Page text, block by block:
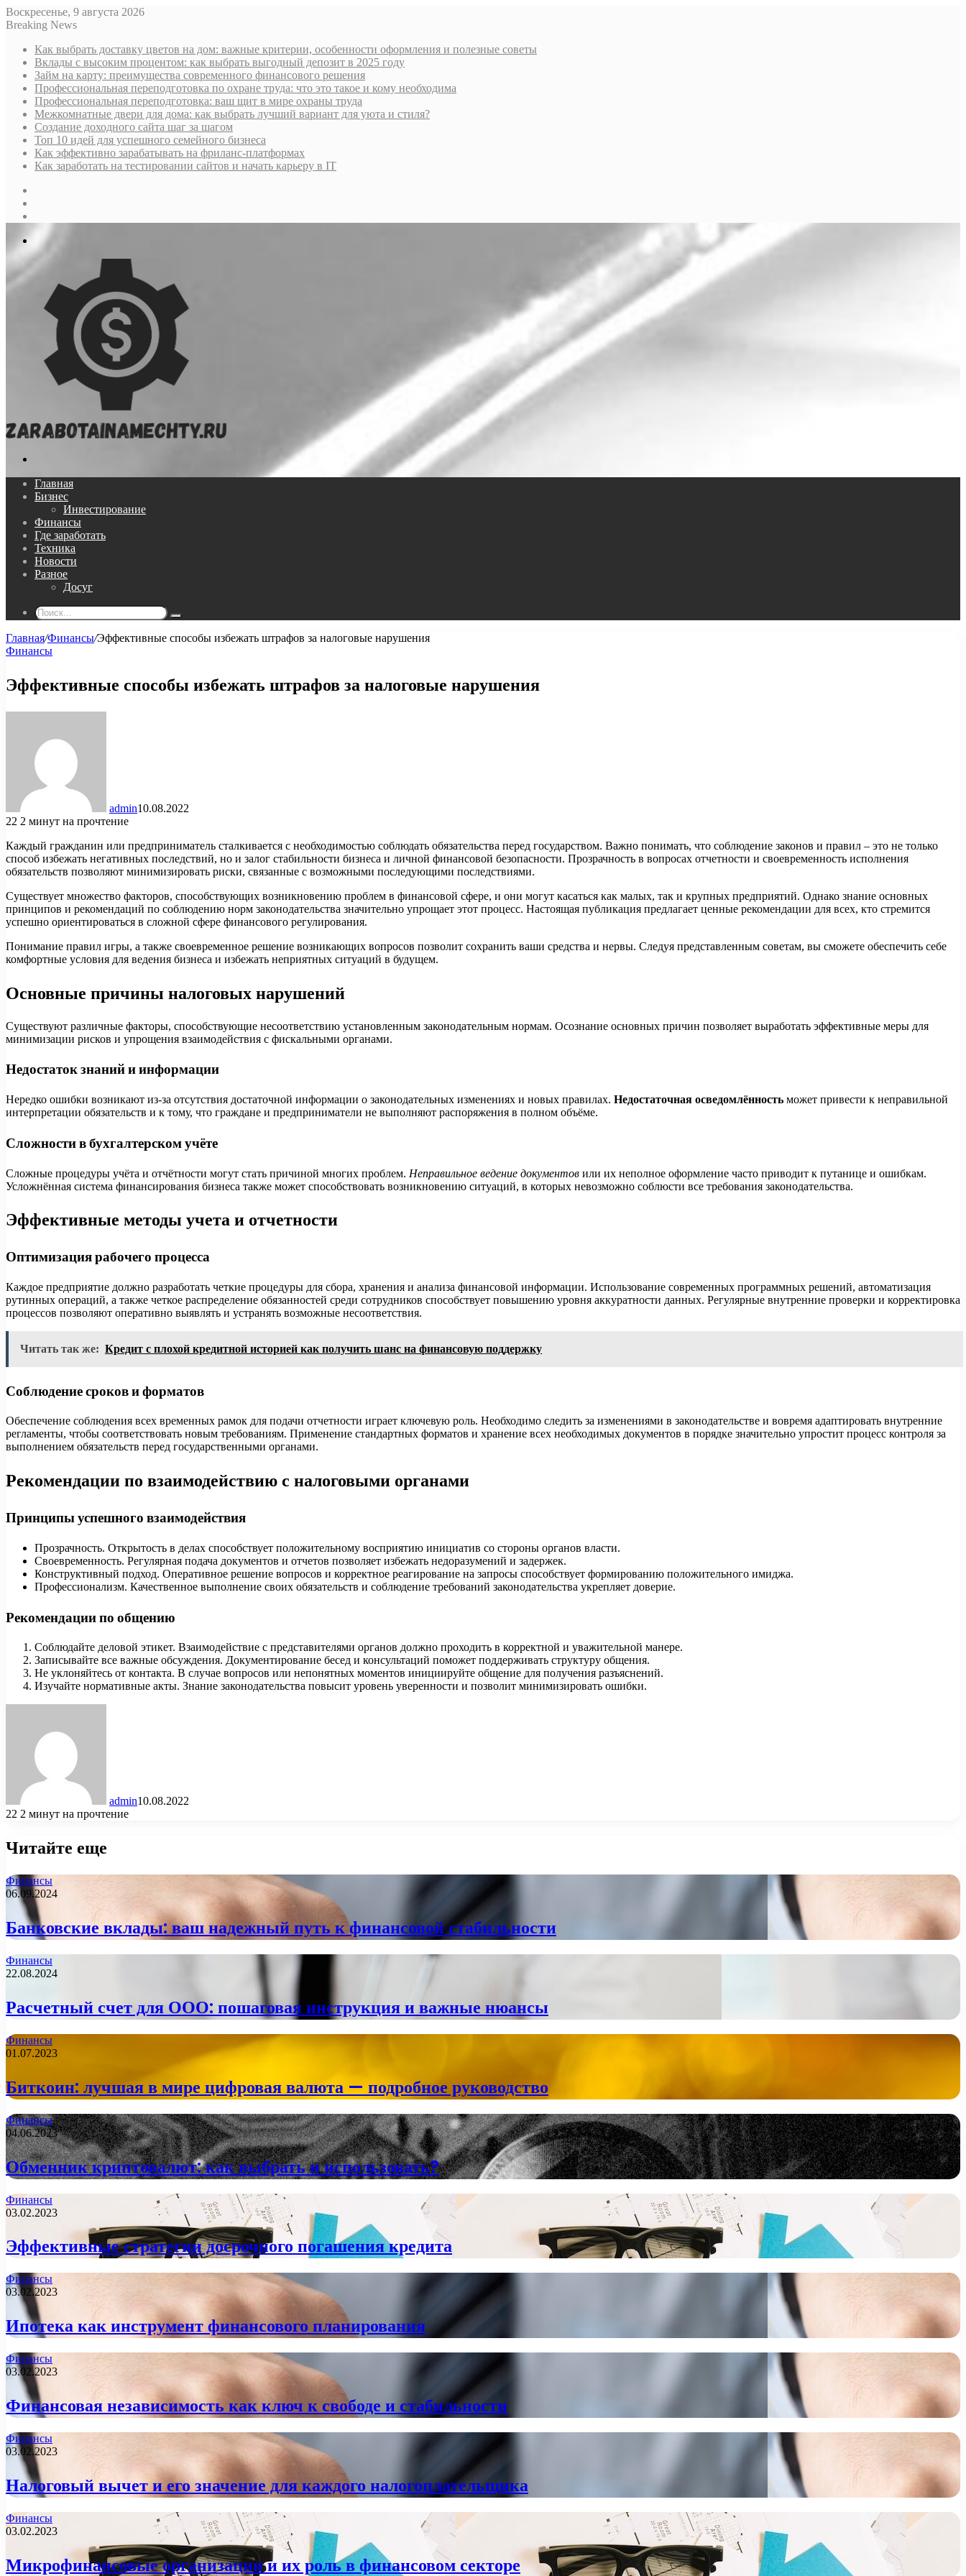
Воскресенье, 9 августа 2026
Breaking News
Как выбрать доставку цветов на дом: важные критерии, особенности оформления и полезные советы
Вклады с высоким процентом: как выбрать выгодный депозит в 2025 году
Займ на карту: преимущества современного финансового решения
Профессиональная переподготовка по охране труда: что это такое и кому необходима
Профессиональная переподготовка: ваш щит в мире охраны труда
Межкомнатные двери для дома: как выбрать лучший вариант для уюта и стиля?
Создание доходного сайта шаг за шагом
Топ 10 идей для успешного семейного бизнеса
Как эффективно зарабатывать на фриланс-платформах
Как заработать на тестировании сайтов и начать карьеру в IT
Меню
Главная
Бизнес
Инвестирование
Финансы
Где заработать
Техника
Новости
Разное
Досуг
Поиск...
Главная/Финансы/Эффективные способы избежать штрафов за налоговые нарушения
Финансы
Эффективные способы избежать штрафов за налоговые нарушения
admin10.08.2022
22 2 минут на прочтение
Каждый гражданин или предприниматель сталкивается с необходимостью соблюдать обязательства перед государством. Важно понимать, что соблюдение законов и правил – это не только
способ избежать негативных последствий, но и залог стабильности бизнеса и личной финансовой безопасности. Прозрачность в вопросах отчетности и своевременность исполнения
обязательств позволяют минимизировать риски, связанные с возможными последующими последствиями.
Существует множество факторов, способствующих возникновению проблем в финансовой сфере, и они могут касаться как малых, так и крупных предприятий. Однако знание основных
принципов и рекомендаций по соблюдению норм законодательства значительно упрощает этот процесс. Настоящая публикация предлагает ценные рекомендации для всех, кто стремится
успешно ориентироваться в сложной сфере финансового регулирования.
Понимание правил игры, а также своевременное решение возникающих вопросов позволит сохранить ваши средства и нервы. Следуя представленным советам, вы сможете обеспечить себе
комфортные условия для ведения бизнеса и избежать неприятных ситуаций в будущем.
Основные причины налоговых нарушений
Существуют различные факторы, способствующие несоответствию установленным законодательным нормам. Осознание основных причин позволяет выработать эффективные меры для
минимизации рисков и упрощения взаимодействия с фискальными органами.
Недостаток знаний и информации
Нередко ошибки возникают из-за отсутствия достаточной информации о законодательных изменениях и новых правилах. Недостаточная осведомлённость может привести к неправильной
интерпретации обязательств и к тому, что граждане и предприниматели не выполняют распоряжения в полном объёме.
Сложности в бухгалтерском учёте
Сложные процедуры учёта и отчётности могут стать причиной многих проблем. Неправильное ведение документов или их неполное оформление часто приводит к путанице и ошибкам.
Усложнённая система финансирования бизнеса также может способствовать возникновению ситуаций, в которых невозможно соблюсти все требования законодательства.
Эффективные методы учета и отчетности
Оптимизация рабочего процесса
Каждое предприятие должно разработать четкие процедуры для сбора, хранения и анализа финансовой информации. Использование современных программных решений, автоматизация
рутинных операций, а также четкое распределение обязанностей среди сотрудников способствует повышению уровня аккуратности данных. Регулярные внутренние проверки и корректировка
процессов позволяют оперативно выявлять и устранять возможные несоответствия.
Читать так же: Кредит с плохой кредитной историей как получить шанс на финансовую поддержку
Соблюдение сроков и форматов
Обеспечение соблюдения всех временных рамок для подачи отчетности играет ключевую роль. Необходимо следить за изменениями в законодательстве и вовремя адаптировать внутренние
регламенты, чтобы соответствовать новым требованиям. Применение стандартных форматов и хранение всех необходимых документов в порядке значительно упростит процесс контроля за
выполнением обязательств перед государственными органами.
Рекомендации по взаимодействию с налоговыми органами
Принципы успешного взаимодействия
Прозрачность. Открытость в делах способствует положительному восприятию инициатив со стороны органов власти.
Своевременность. Регулярная подача документов и отчетов позволяет избежать недоразумений и задержек.
Конструктивный подход. Оперативное решение вопросов и корректное реагирование на запросы способствует формированию положительного имиджа.
Профессионализм. Качественное выполнение своих обязательств и соблюдение требований законодательства укрепляет доверие.
Рекомендации по общению
Соблюдайте деловой этикет. Взаимодействие с представителями органов должно проходить в корректной и уважительной манере.
Записывайте все важные обсуждения. Документирование бесед и консультаций поможет поддерживать структуру общения.
Не уклоняйтесь от контакта. В случае вопросов или непонятных моментов инициируйте общение для получения разъяснений.
Изучайте нормативные акты. Знание законодательства повысит уровень уверенности и позволит минимизировать ошибки.
admin10.08.2022
22 2 минут на прочтение
Читайте еще
Финансы
06.09.2024
Банковские вклады: ваш надежный путь к финансовой стабильности
Финансы
22.08.2024
Расчетный счет для ООО: пошаговая инструкция и важные нюансы
Финансы
01.07.2023
Биткоин: лучшая в мире цифровая валюта — подробное руководство
Финансы
04.06.2023
Обменник криптовалют: как выбрать и использовать?
Финансы
03.02.2023
Эффективные стратегии досрочного погашения кредита
Финансы
03.02.2023
Ипотека как инструмент финансового планирования
Финансы
03.02.2023
Финансовая независимость как ключ к свободе и стабильности
Финансы
03.02.2023
Налоговый вычет и его значение для каждого налогоплательщика
Финансы
03.02.2023
Микрофинансовые организации и их роль в финансовом секторе